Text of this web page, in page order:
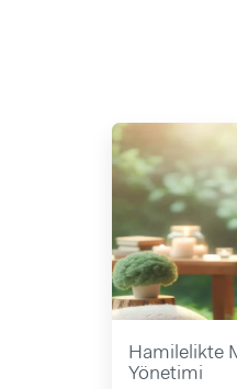
Hamilelikte
Yönetimi